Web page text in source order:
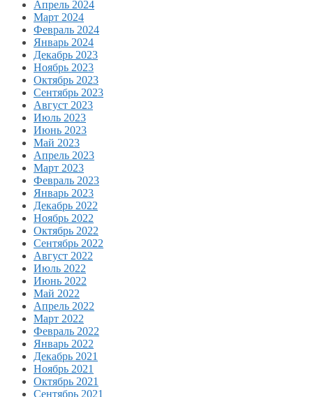
Апрель 2024
Март 2024
Февраль 2024
Январь 2024
Декабрь 2023
Ноябрь 2023
Октябрь 2023
Сентябрь 2023
Август 2023
Июль 2023
Июнь 2023
Май 2023
Апрель 2023
Март 2023
Февраль 2023
Январь 2023
Декабрь 2022
Ноябрь 2022
Октябрь 2022
Сентябрь 2022
Август 2022
Июль 2022
Июнь 2022
Май 2022
Апрель 2022
Март 2022
Февраль 2022
Январь 2022
Декабрь 2021
Ноябрь 2021
Октябрь 2021
Сентябрь 2021